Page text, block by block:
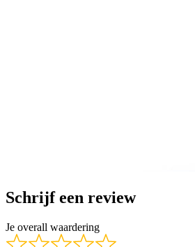
Schrijf een review
Je overall waardering